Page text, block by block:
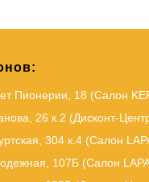
Пионерии, 18 (Салон
26 к.2 (Дисконт-
304 к.4 (Салон
107Б (Салон